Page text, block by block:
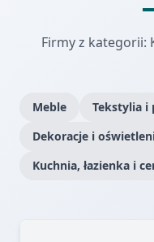
Firmy z kategorii:
Meble
Tekstylia i
Dekoracje i
Kuchnia, łazienka i